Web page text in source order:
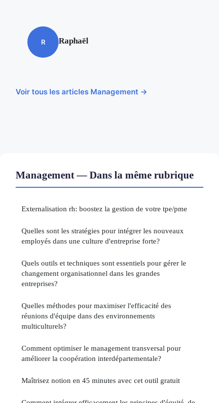
R Raphaël
Voir tous les articles Management →
Management — Dans la même rubrique
Externalisation rh: boostez la gestion de votre tpe/pme
Quelles sont les stratégies pour intégrer les nouveaux
employés dans une culture d'entreprise forte?
Quels outils et techniques sont essentiels pour gérer le
changement organisationnel dans les grandes
entreprises?
Quelles méthodes pour maximiser l'efficacité des
réunions d'équipe dans des environnements
multiculturels?
Comment optimiser le management transversal pour
améliorer la coopération interdépartementale?
Maîtrisez notion en 45 minutes avec cet outil gratuit